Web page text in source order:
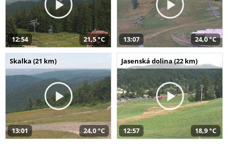
12:54 21,5 °C 13:07 24,0 °C
Skalka (21 km)
13:01 24,0 °C
Jasenská dolina (22 km)
12:57 18,9 °C